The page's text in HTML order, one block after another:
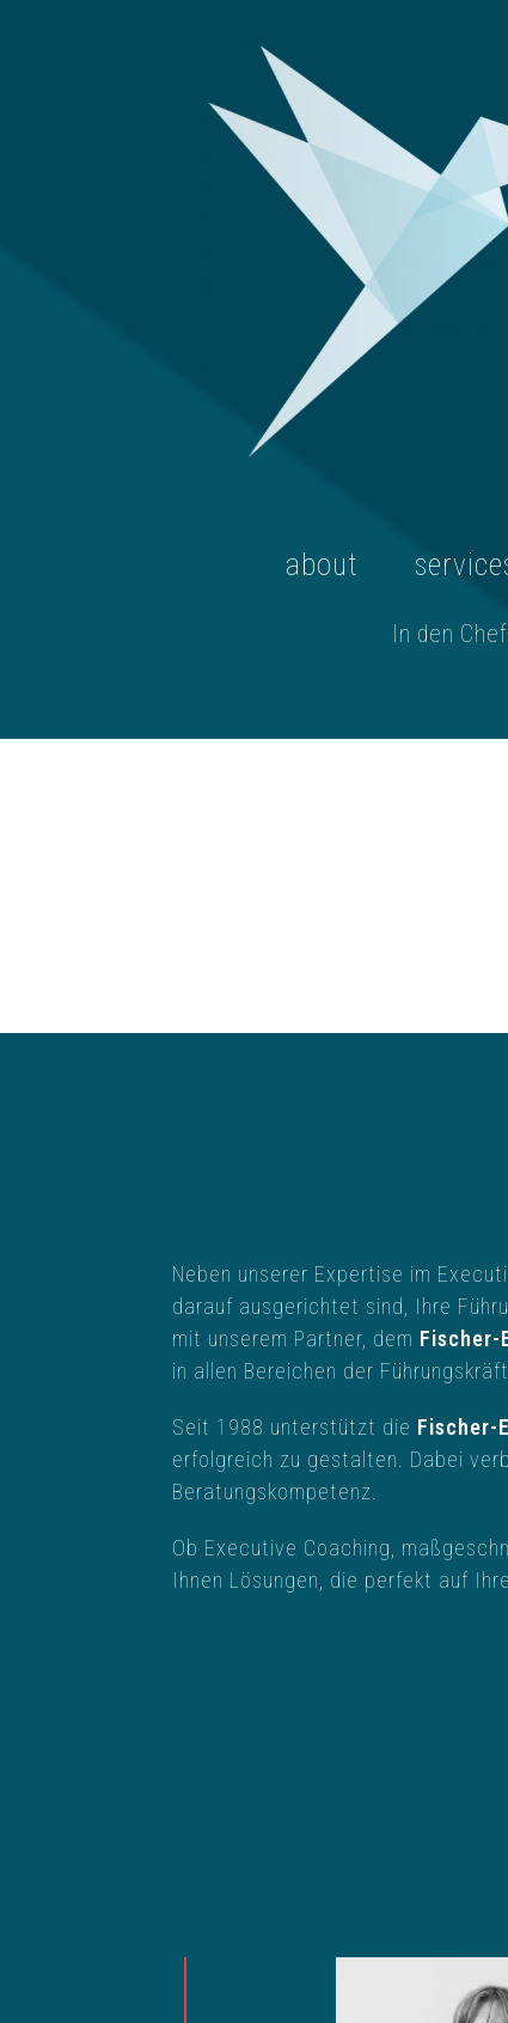
about
In den
Neben unserer Expertise im
darauf ausgerichtet sind, Ihre
mit unserem Partner, dem Fischer-
in allen Bereichen der
Seit 1988 unterstützt die Fischer-
erfolgreich zu gestalten. Dabei
Beratungskompetenz.
Ob Executive Coaching,
Ihnen Lösungen, die perfekt auf